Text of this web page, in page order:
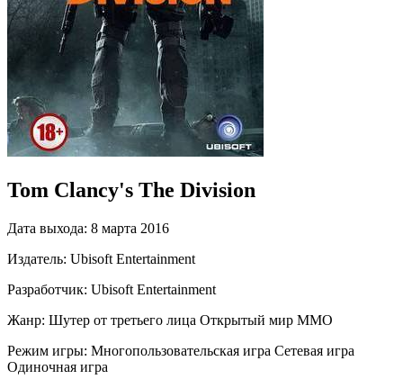
Tom Clancy's The Division
Дата выхода: 8 марта 2016
Издатель: Ubisoft Entertainment
Разработчик: Ubisoft Entertainment
Жанр: Шутер от третьего лица Открытый мир ММО
Режим игры: Многопользовательская игра Сетевая игра
Одиночная игра